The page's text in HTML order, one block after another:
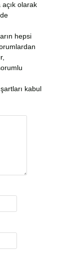
olarak
hepsi
kabul